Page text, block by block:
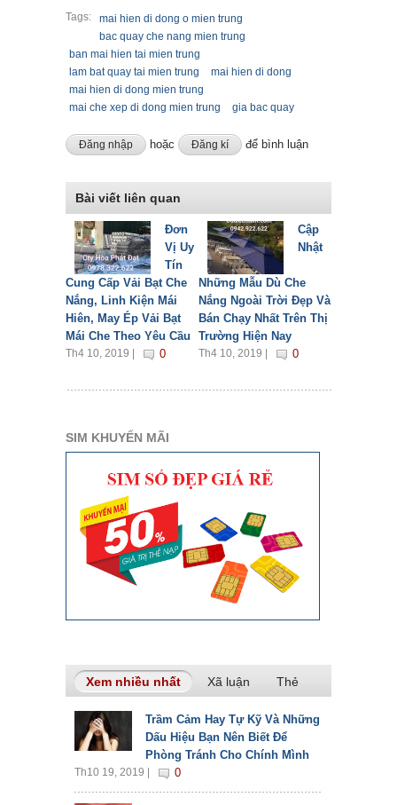
Tags:
mai hien di dong o mien trung
bac quay che nang mien trung
ban mai hien tai mien trung
lam bat quay tai mien trung
mai hien di dong
mai hien di dong mien trung
mai che xep di dong mien trung
gia bac quay
Đăng nhập hoặc Đăng kí để bình luận
Bài viết liên quan
Đơn
Vị Uy
Tín
Cung Cấp Vải Bạt Che
Nắng, Linh Kiện Mái
Hiên, May Ép Vải Bạt
Mái Che Theo Yêu Cầu
Th4 10, 2019 | 0
Cập
Nhật
Những Mẫu Dù Che
Nắng Ngoài Trời Đẹp Và
Bán Chạy Nhất Trên Thị
Trường Hiện Nay
Th4 10, 2019 | 0
SIM KHUYẾN MÃI
Xem nhiều nhất (tab hoạt động)
Xã luận Thẻ
Trầm Cảm Hay Tự Kỹ Và Những
Dấu Hiệu Bạn Nên Biết Để
Phòng Tránh Cho Chính Mình
Th10 19, 2019 | 0